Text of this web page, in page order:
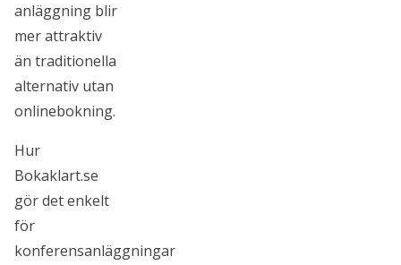
anläggning blir
mer attraktiv
än traditionella
alternativ utan
onlinebokning.
Hur
Bokaklart.se
gör det enkelt
för
konferensanläggningar